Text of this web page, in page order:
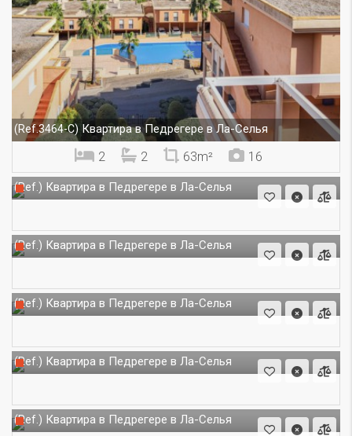
(Ref.3464-C) Квартира в Педрегере в Ла-Селья
2 2 63m² 16
(Ref.) Квартира в Педрегере в Ла-Селья
(Ref.) Квартира в Педрегере в Ла-Селья
(Ref.) Квартира в Педрегере в Ла-Селья
(Ref.) Квартира в Педрегере в Ла-Селья
(Ref.) Квартира в Педрегере в Ла-Селья